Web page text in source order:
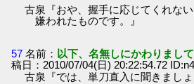
古泉『おや、握手に応じてくれな
嫌われたものです。』
57 名前： 以下、名無しにかわりまし
稿日：2010/07/04(日) 20:22:54.72
古泉『では、単刀直入に聞きましょ